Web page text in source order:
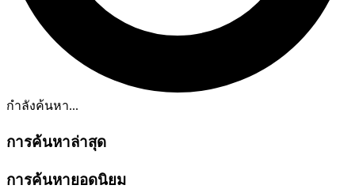
กำลังค้นหา...
การค้นหาล่าสุด
การค้นหายอดนิยม